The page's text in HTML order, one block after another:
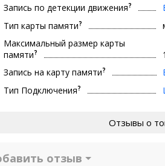
Запись по детекции движения?
Тип карты памяти?
Максимальный размер карты
памяти?
Запись на карту памяти?
Тип Подключения?
Отзывы о
отзыв